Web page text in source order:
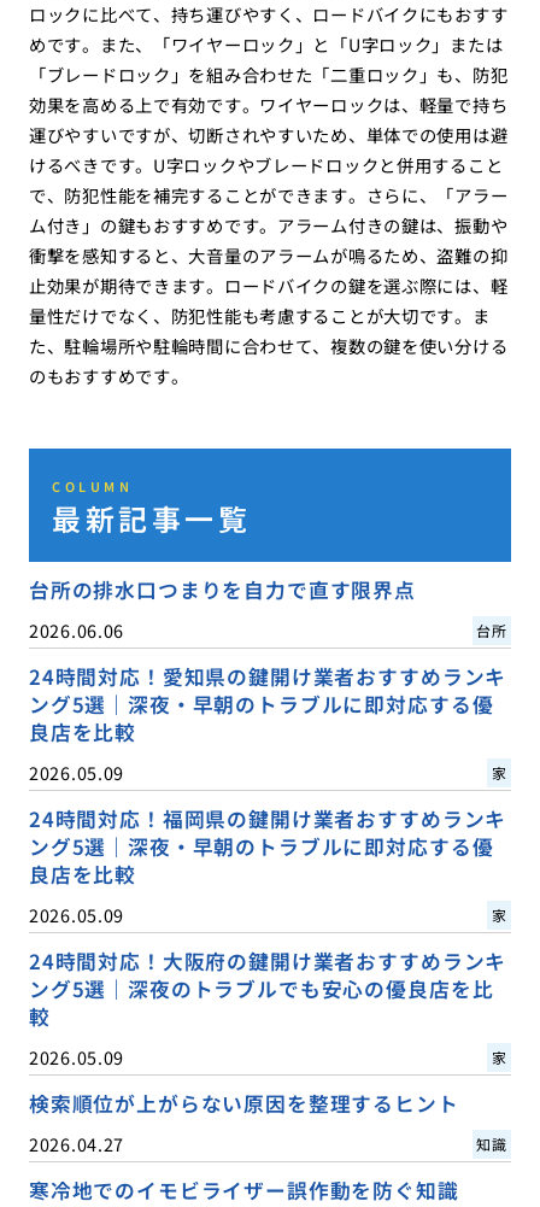
ロックに比べて、持ち運びやすく、ロードバイクにもおすす
めです。また、「ワイヤーロック」と「U字ロック」または
「ブレードロック」を組み合わせた「二重ロック」も、防犯
効果を高める上で有効です。ワイヤーロックは、軽量で持ち
運びやすいですが、切断されやすいため、単体での使用は避
けるべきです。U字ロックやブレードロックと併用すること
で、防犯性能を補完することができます。さらに、「アラー
ム付き」の鍵もおすすめです。アラーム付きの鍵は、振動や
衝撃を感知すると、大音量のアラームが鳴るため、盗難の抑
止効果が期待できます。ロードバイクの鍵を選ぶ際には、軽
量性だけでなく、防犯性能も考慮することが大切です。ま
た、駐輪場所や駐輪時間に合わせて、複数の鍵を使い分ける
のもおすすめです。
COLUMN
最新記事一覧
台所の排水口つまりを自力で直す限界点
2026.06.06 台所
24時間対応！愛知県の鍵開け業者おすすめランキ
ング5選｜深夜・早朝のトラブルに即対応する優
良店を比較
2026.05.09 家
24時間対応！福岡県の鍵開け業者おすすめランキ
ング5選｜深夜・早朝のトラブルに即対応する優
良店を比較
2026.05.09 家
24時間対応！大阪府の鍵開け業者おすすめランキ
ング5選｜深夜のトラブルでも安心の優良店を比
較
2026.05.09 家
検索順位が上がらない原因を整理するヒント
2026.04.27 知識
寒冷地でのイモビライザー誤作動を防ぐ知識